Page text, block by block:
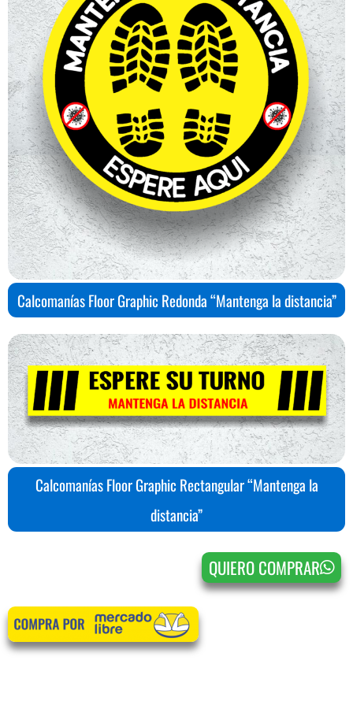
Calcomanías Floor Graphic Redonda “Mantenga la distancia”
Calcomanías Floor Graphic Rectangular “Mantenga la
distancia”
QUIERO COMPRAR